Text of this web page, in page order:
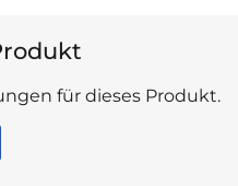
für dieses Produkt.